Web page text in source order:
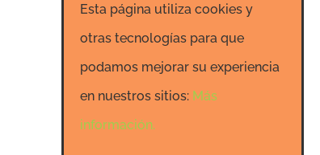
Esta página utiliza cookies y
otras tecnologías para que
podamos mejorar su experiencia
en nuestros sitios: Más
información.